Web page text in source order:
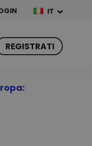
IT
REGISTRATI